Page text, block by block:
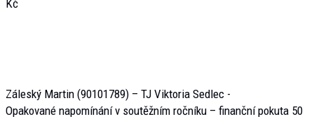
Kč
Záleský Martin (90101789) – TJ Viktoria Sedlec -
Opakované napomínání v soutěžním ročníku – finanční pokuta 50